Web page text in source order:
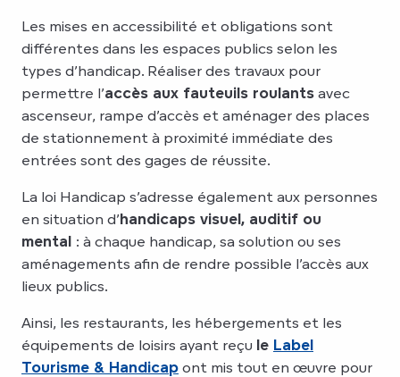
Les mises en accessibilité et obligations sont
différentes dans les espaces publics selon les
types d’handicap. Réaliser des travaux pour
permettre l’accès aux fauteuils roulants avec
ascenseur, rampe d’accès et aménager des places
de stationnement à proximité immédiate des
entrées sont des gages de réussite.
La loi Handicap s’adresse également aux personnes
en situation d’handicaps visuel, auditif ou
mental : à chaque handicap, sa solution ou ses
aménagements afin de rendre possible l’accès aux
lieux publics.
Ainsi, les restaurants, les hébergements et les
équipements de loisirs ayant reçu le Label
Tourisme & Handicap ont mis tout en œuvre pour